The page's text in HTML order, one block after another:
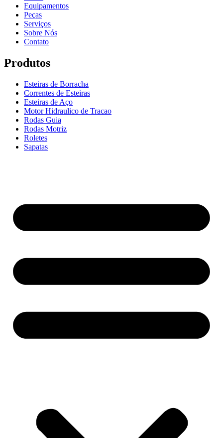
Equipamentos
Peças
Serviços
Sobre Nós
Contato
Produtos
Esteiras de Borracha
Correntes de Esteiras
Esteiras de Aço
Motor Hidraulico de Tracao
Rodas Guia
Rodas Motriz
Roletes
Sapatas